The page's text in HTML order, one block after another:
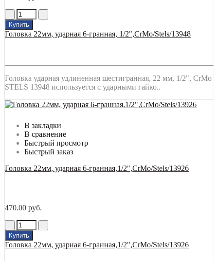
Купить
Головка 22мм, ударная 6-гранная, 1/2",CrMo/Stels/13948
Головка ударная удлиненная шестигранная, 22 мм, 1/2", CrMo
STELS 13948 используется с ударными гайко..
В закладки
В сравнение
Быстрый просмотр
Быстрый заказ
Головка 22мм, ударная 6-гранная,1/2",CrMo/Stels/13926
470.00 руб.
Купить
Головка 22мм, ударная 6-гранная,1/2",CrMo/Stels/13926